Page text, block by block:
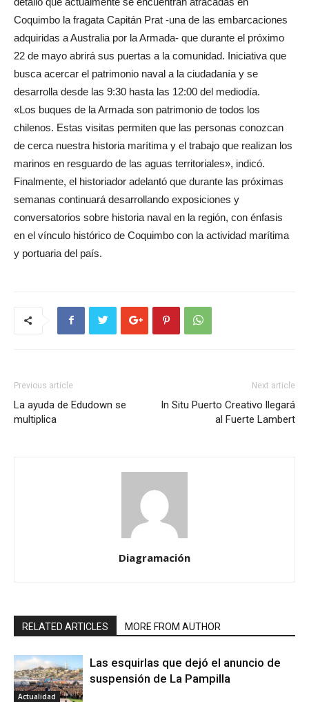
Coquimbo la fragata Capitán Prat -una de las embarcaciones
adquiridas a Australia por la Armada- que durante el próximo
22 de mayo abrirá sus puertas a la comunidad. Iniciativa que
busca acercar el patrimonio naval a la ciudadanía y se
desarrolla desde las 9:30 hasta las 12:00 del mediodía.
«Los buques de la Armada son patrimonio de todos los
chilenos. Estas visitas permiten que las personas conozcan
de cerca nuestra historia marítima y el trabajo que realizan los
marinos en resguardo de las aguas territoriales», indicó.
Finalmente, el historiador adelantó que durante las próximas
semanas continuará desarrollando exposiciones y
conversatorios sobre historia naval en la región, con énfasis
en el vínculo histórico de Coquimbo con la actividad marítima
y portuaria del país.
Previous article
La ayuda de Edudown se
multiplica
Next article
In Situ Puerto Creativo llegará
al Fuerte Lambert
Diagramación
RELATED ARTICLES MORE FROM AUTHOR
Actualidad
Las esquirlas que dejó el anuncio de
suspensión de La Pampilla